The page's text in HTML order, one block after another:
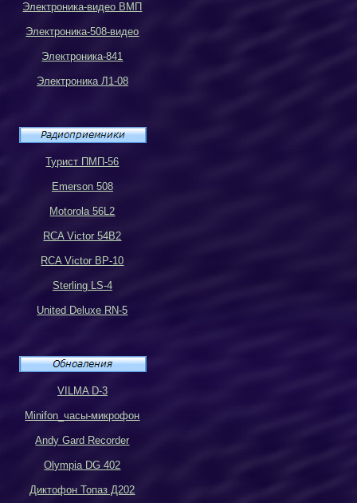
Электроника-видео ВМП
Электроника-508-видео
Электроника-841
Электроника Л1-08
Турист ПМП-56
Emerson 508
Motorola 56L2
RCA Victor 54B2
RCA Victor BP-10
Sterling LS-4
United Deluxe RN-5
VILMA D-3
Minifon_часы-микрофон
Andy Gard Recorder
Olympia DG 402
Диктофон Топаз Д202